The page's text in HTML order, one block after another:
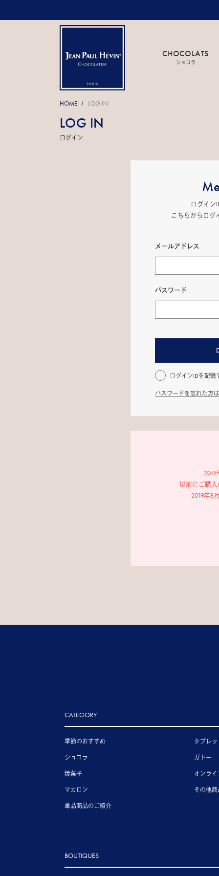
CHOCOLATS
ショコラ
HOME / LOG IN
LOG IN
ログイン
ログイン
こちらからログ
メールアドレス
パスワード
ログインIDを記憶
パスワードを忘れた方
以前にご購
2019年8
CATEGORY
季節のおすすめ
ショコラ
焼菓子
マカロン
単品商品のご紹介
タブレッ
ガトー
オンラ
その他商
BOUTIQUES